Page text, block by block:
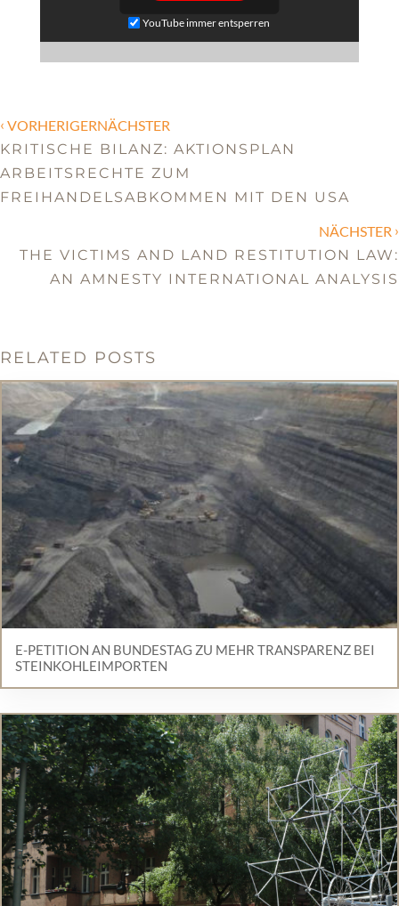
YouTube immer entsperren
‹ VORHERIGERNÄCHSTER
KRITISCHE BILANZ: AKTIONSPLAN
ARBEITSRECHTE ZUM
FREIHANDELSABKOMMEN MIT DEN USA
NÄCHSTER ›
THE VICTIMS AND LAND RESTITUTION LAW:
AN AMNESTY INTERNATIONAL ANALYSIS
RELATED POSTS
E-PETITION AN BUNDESTAG ZU MEHR TRANSPARENZ BEI
STEINKOHLEIMPORTEN